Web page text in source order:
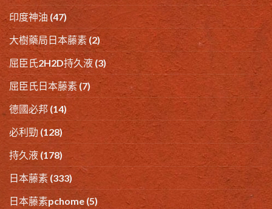
印度神油 (47)
大樹藥局日本藤素 (2)
屈臣氏2H2D持久液(3)
屈臣氏日本藤素(7)
德國必邦 (14)
必利勁 (128)
持久液 (178)
日本藤素 (333)
日本藤素pchome (5)